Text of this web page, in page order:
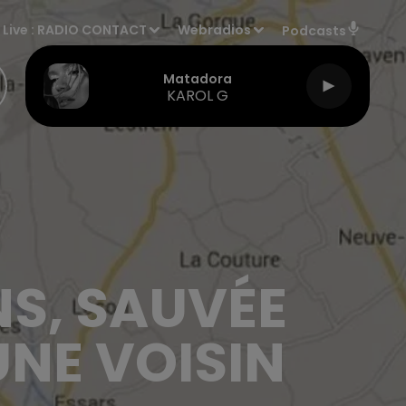
Live : RADIO CONTACT Webradios Podcasts
Matadora
KAROL G
SAUVÉE
VOISIN